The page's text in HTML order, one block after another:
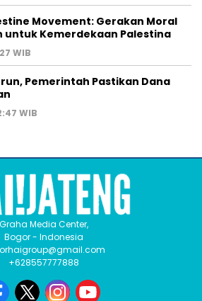
Movement: Gerakan Moral
untuk Kemerdekaan Palestina
WIB
Pemerintah Pastikan Dana
WIB
Graha Media Center,
Bogor - Indonesia
+628557777888